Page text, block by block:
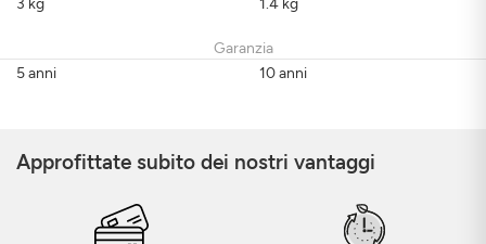
Garanzia
10 anni
5 anni
Approfittate subito dei nostri vantaggi